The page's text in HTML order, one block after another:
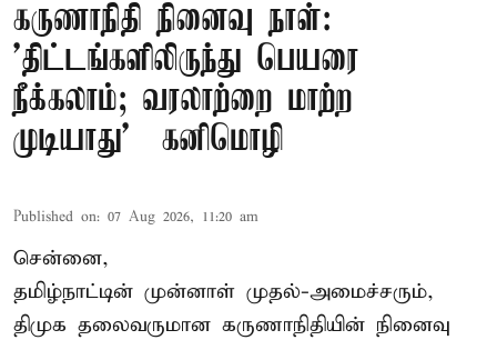
கருணாநிதி நினைவு நாள்:
'திட்டங்களிலிருந்து பெயரை
நீக்கலாம்; வரலாற்றை மாற்ற
முடியாது' – கனிமொழி
Published on: 07 Aug 2026, 11:20 am
சென்னை,
தமிழ்நாட்டின் முன்னாள் முதல்-அமைச்சரும்,
திமுக தலைவருமான கருணாநிதியின் நினைவு